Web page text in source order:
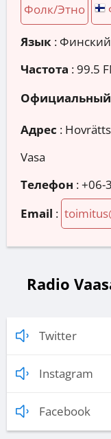
Фолк/Этно
Язык : Финский
Частота : 99.5
Официальный
Адрес :
Vasa
Телефон :+06-
Email :
Radio
Twitter
Instagram
Facebook